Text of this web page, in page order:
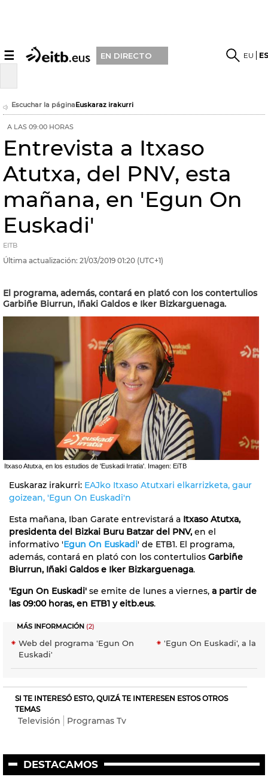
☰ EN DIRECTO EU
Escuchar la páginaEuskaraz irakurri
A LAS 09:00 HORAS
Entrevista a Itxaso
Atutxa, del PNV, esta
mañana, en 'Egun On
Euskadi'
EITB
Última actualización: 21/03/2019 01:20 (UTC+1)
El programa, además, contará en plató con los contertulios
Garbiñe Biurrun, Iñaki Galdos e Iker Bizkarguenaga.
Itxaso Atutxa, en los estudios de 'Euskadi Irratia'. Imagen: EiTB
Euskaraz irakurri: EAJko Itxaso Atutxari elkarrizketa, gaur
goizean, 'Egun On Euskadi'n
Esta mañana, Iban Garate entrevistará a Itxaso Atutxa,
presidenta del Bizkai Buru Batzar del PNV, en el
informativo 'Egun On Euskadi' de ETB1. El programa,
además, contará en plató con los contertulios Garbiñe
Biurrun, Iñaki Galdos e Iker Bizkarguenaga.
'Egun On Euskadi' se emite de lunes a viernes, a partir de
las 09:00 horas, en ETB1 y eitb.eus.
MÁS INFORMACIÓN (2)
Web del programa 'Egun On
Euskadi'
'Egun On Euskadi', a la
SI TE INTERESÓ ESTO, QUIZÁ TE INTERESEN ESTOS OTROS
TEMAS
Televisión Programas Tv
DESTACAMOS